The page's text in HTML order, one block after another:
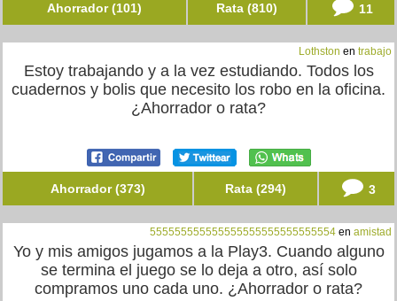
Ahorrador (101) Rata (810) 11
Lothston en trabajo
Estoy trabajando y a la vez estudiando. Todos los
cuadernos y bolis que necesito los robo en la oficina.
¿Ahorrador o rata?
Ahorrador (373) Rata (294) 3
555555555555555555555555555554 en amistad
Yo y mis amigos jugamos a la Play3. Cuando alguno
se termina el juego se lo deja a otro, así solo
compramos uno cada uno. ¿Ahorrador o rata?